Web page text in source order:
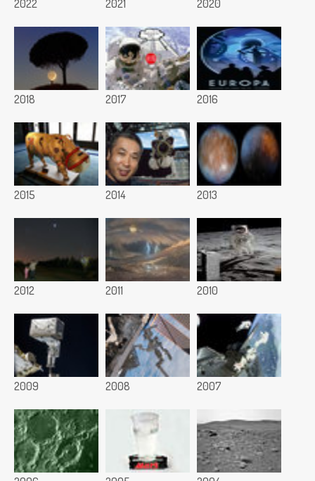
2022 2021 2020
2018 2017 2016
2015 2014 2013
2012 2011 2010
2009 2008 2007